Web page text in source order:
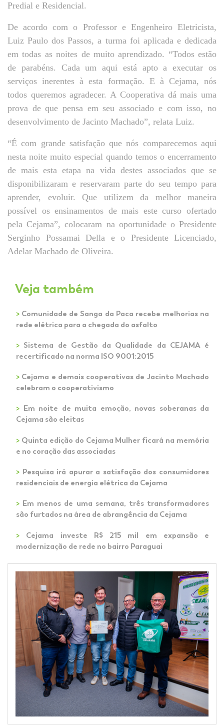
Predial e Residencial.
De acordo com o Professor e Engenheiro Eletricista,
Luiz Paulo dos Passos, a turma foi aplicada e dedicada
em todas as noites de muito aprendizado. “Todos estão
de parabéns. Cada um aqui está apto a executar os
serviços inerentes à esta formação. E à Cejama, nós
todos queremos agradecer. A Cooperativa dá mais uma
prova de que pensa em seu associado e com isso, no
desenvolvimento de Jacinto Machado”, relata Luiz.
“É com grande satisfação que nós comparecemos aqui
nesta noite muito especial quando temos o encerramento
de mais esta etapa na vida destes associados que se
disponibilizaram e reservaram parte do seu tempo para
aprender, evoluir. Que utilizem da melhor maneira
possível os ensinamentos de mais este curso ofertado
pela Cejama”, colocaram na oportunidade o Presidente
Serginho Possamai Della e o Presidente Licenciado,
Adelar Machado de Oliveira.
Veja também
> Comunidade de Sanga da Paca recebe melhorias na
rede elétrica para a chegada do asfalto
> Sistema de Gestão da Qualidade da CEJAMA é
recertificado na norma ISO 9001:2015
> Cejama e demais cooperativas de Jacinto Machado
celebram o cooperativismo
>
Em noite de muita emoção, novas soberanas da
Cejama são eleitas
> Quinta edição do Cejama Mulher ficará na memória
e no coração das associadas
> Pesquisa irá apurar a satisfação dos consumidores
residenciais de energia elétrica da Cejama
> Em menos de uma semana, três transformadores
são furtados na área de abrangência da Cejama
>
Cejama investe R$ 215 mil em expansão e
modernização de rede no bairro Paraguai